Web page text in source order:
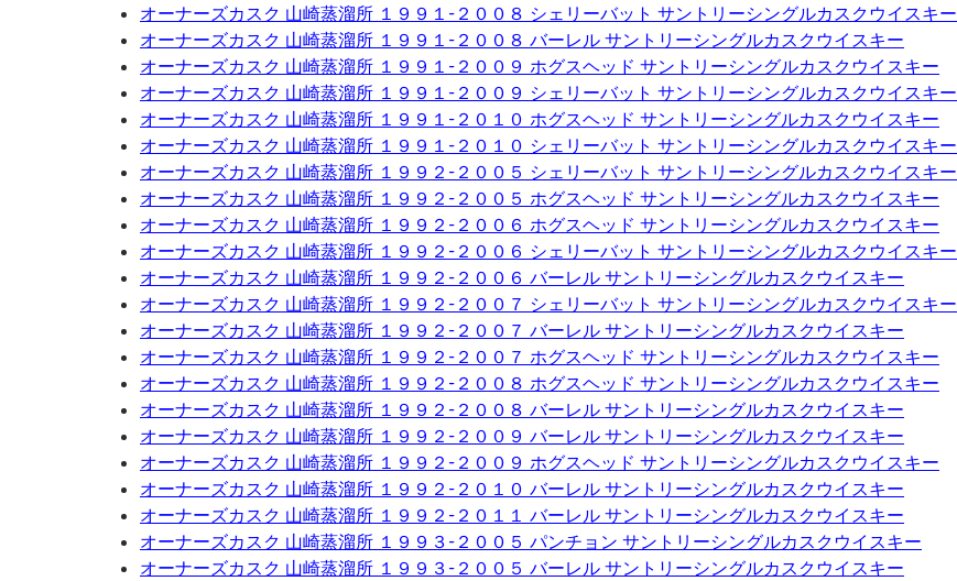
オーナーズカスク 山崎蒸溜所 １９９１-２００８ シェリーバット サントリーシングルカスクウイスキー
オーナーズカスク 山崎蒸溜所 １９９１-２００８ バーレル サントリーシングルカスクウイスキー
オーナーズカスク 山崎蒸溜所 １９９１-２００９ ホグスヘッド サントリーシングルカスクウイスキー
オーナーズカスク 山崎蒸溜所 １９９１-２００９ シェリーバット サントリーシングルカスクウイスキー
オーナーズカスク 山崎蒸溜所 １９９１-２０１０ ホグスヘッド サントリーシングルカスクウイスキー
オーナーズカスク 山崎蒸溜所 １９９１-２０１０ シェリーバット サントリーシングルカスクウイスキー
オーナーズカスク 山崎蒸溜所 １９９２-２００５ シェリーバット サントリーシングルカスクウイスキー
オーナーズカスク 山崎蒸溜所 １９９２-２００５ ホグスヘッド サントリーシングルカスクウイスキー
オーナーズカスク 山崎蒸溜所 １９９２-２００６ ホグスヘッド サントリーシングルカスクウイスキー
オーナーズカスク 山崎蒸溜所 １９９２-２００６ シェリーバット サントリーシングルカスクウイスキー
オーナーズカスク 山崎蒸溜所 １９９２-２００６ バーレル サントリーシングルカスクウイスキー
オーナーズカスク 山崎蒸溜所 １９９２-２００７ シェリーバット サントリーシングルカスクウイスキー
オーナーズカスク 山崎蒸溜所 １９９２-２００７ バーレル サントリーシングルカスクウイスキー
オーナーズカスク 山崎蒸溜所 １９９２-２００７ ホグスヘッド サントリーシングルカスクウイスキー
オーナーズカスク 山崎蒸溜所 １９９２-２００８ ホグスヘッド サントリーシングルカスクウイスキー
オーナーズカスク 山崎蒸溜所 １９９２-２００８ バーレル サントリーシングルカスクウイスキー
オーナーズカスク 山崎蒸溜所 １９９２-２００９ バーレル サントリーシングルカスクウイスキー
オーナーズカスク 山崎蒸溜所 １９９２-２００９ ホグスヘッド サントリーシングルカスクウイスキー
オーナーズカスク 山崎蒸溜所 １９９２-２０１０ バーレル サントリーシングルカスクウイスキー
オーナーズカスク 山崎蒸溜所 １９９２-２０１１ バーレル サントリーシングルカスクウイスキー
オーナーズカスク 山崎蒸溜所 １９９３-２００５ パンチョン サントリーシングルカスクウイスキー
オーナーズカスク 山崎蒸溜所 １９９３-２００５ バーレル サントリーシングルカスクウイスキー